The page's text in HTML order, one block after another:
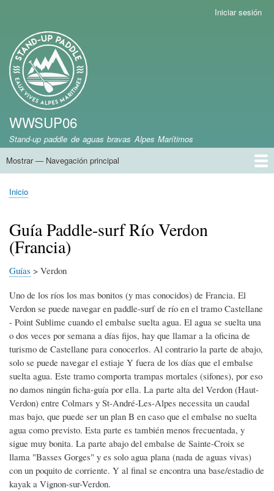
cuenta
de
usuario
Iniciar sesión
Marca del sitio
WWSUP06
Stand-up paddle de aguas bravas Alpes Marítimos
Navegación
Mostrar — Navegación principal
Inicio
Sobrescribir
de
ayuda
a
la
Inicio
Guía Paddle-surf Río Verdon
(Francia)
Guías > Verdon
Uno de los ríos los mas bonitos (y mas conocidos) de Francia. El
Verdon se puede navegar en paddle-surf de río en el tramo Castellane
- Point Sublime cuando el embalse suelta agua. El agua se suelta una
o dos veces por semana a días fijos, hay que llamar a la oficina de
turismo de Castellane para conocerlos. Al contrario la parte de abajo,
solo se puede navegar el estiaje Y fuera de los días que el embalse
suelta agua. Este tramo comporta trampas mortales (sifones), por eso
no damos ningún ficha-guía por ella. La parte alta del Verdon (Haut-
Verdon) entre Colmars y St-André-Les-Alpes necessita un caudal
mas bajo, que puede ser un plan B en caso que el embalse no suelta
agua como previsto. Esta parte es también menos frecuentada, y
sigue muy bonita. La parte abajo del embalse de Sainte-Croix se
llama "Basses Gorges" y es solo agua plana (nada de aguas vivas)
con un poquito de corriente. Y al final se encontra una base/estadio de
kayak a Vignon-sur-Verdon.